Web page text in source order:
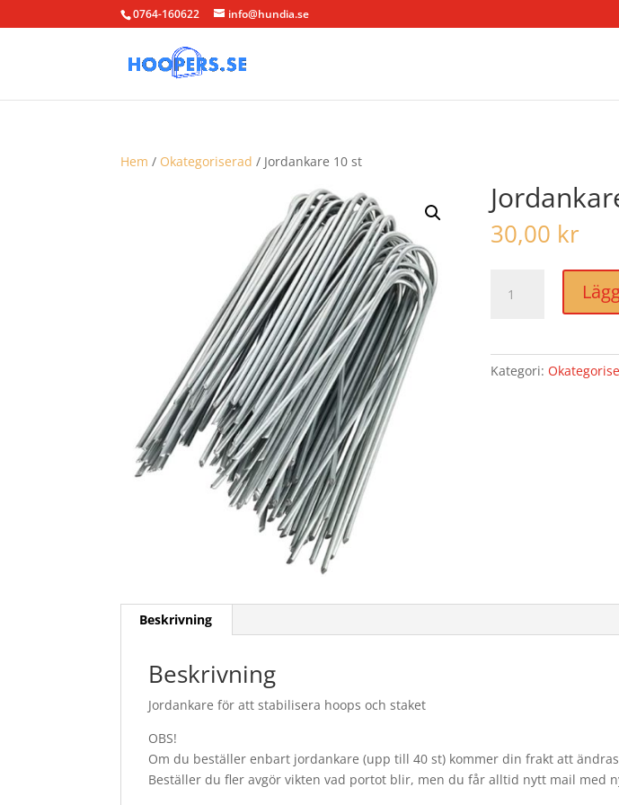
0764-160622 info@hundia.se
Hem / Okategoriserad / Jordankare 10 st
30,00 kr
Kategori:
Beskrivning
Beskrivning
Jordankare för att stabilisera hoops och staket
OBS!
Om du beställer enbart jordankare (upp till 40 st) kommer din frakt att
Beställer du fler avgör vikten vad portot blir, men du får alltid nytt mail med